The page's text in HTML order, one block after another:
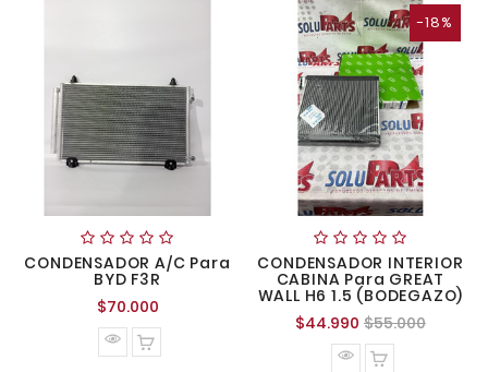
CONDENSADOR A/C Para
BYD F3R
$70.000Precio
normal
-18%
CONDENSADOR INTERIOR
CABINA Para GREAT
WALL H6 1.5 (BODEGAZO)
$44.990 Precio
normal
$55.000Precio